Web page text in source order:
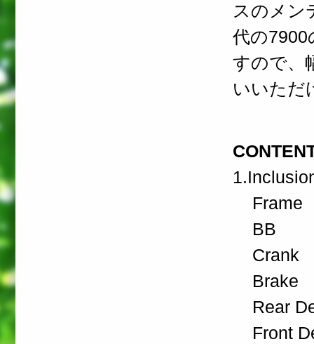
スのメン
代の7900
すので、
いいただ
Frame
BB
Crank
Brake
Rear
Front